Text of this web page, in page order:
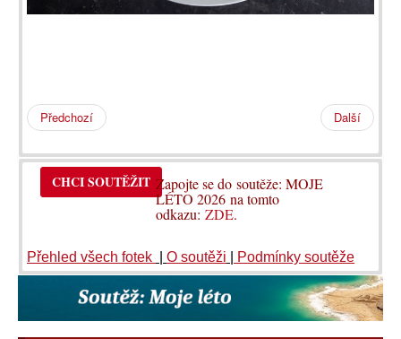
Předchozí Další
CHCI SOUTĚŽIT Zapojte se do soutěže: MOJE
LÉTO 2026 na tomto
odkazu:ZDE.
Přehled všech fotek O soutěži Podmínky soutěže